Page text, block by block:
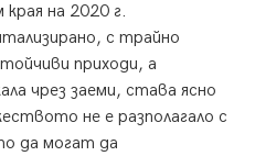
на 2020 г.
с трайно
приходи, а
чрез заеми, става ясно
не е разполагало с
да могат да